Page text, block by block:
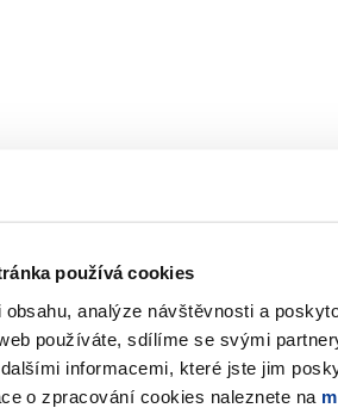
používá cookies
obsahu, analýze návštěvnosti a
používáte, sdílíme se svými
informacemi, které jste jim
o zpracování cookies naleznete na